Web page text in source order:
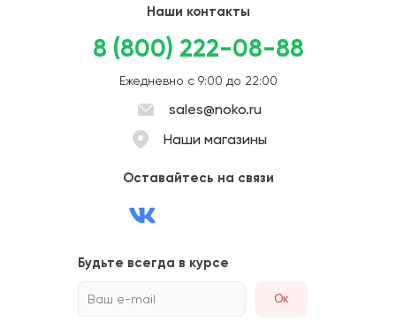
Наши контакты
8 (800) 222-08-88
Ежедневно с 9:00 до 22:00
sales@noko.ru
Наши магазины
Оставайтесь на связи
Будьте всегда в курсе
Ваш e-mail